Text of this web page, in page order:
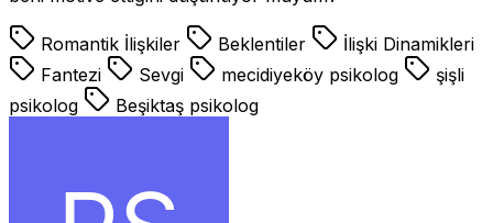
Romantik İlişkiler Beklentiler
İlişki Dinamikleri
Fantezi
Sevgi mecidiyeköy psikolog
şişli
psikolog
Beşiktaş psikolog